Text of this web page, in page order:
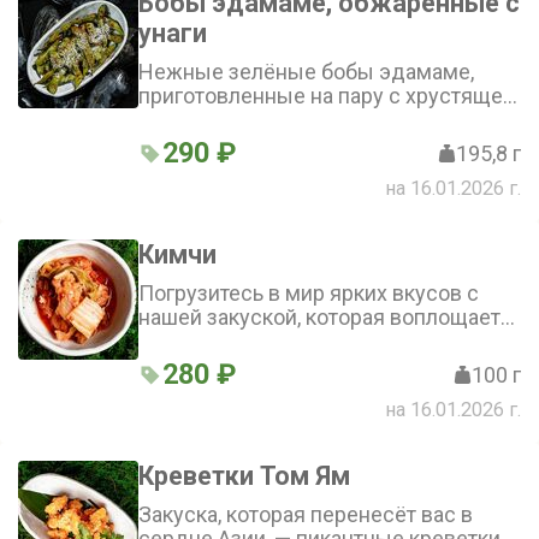
унаги
Нежные зелёные бобы эдамаме,
приготовленные на пару с хрустящей
японская закуска с благородным
вкусом
290 ₽ 195,8 г
на 16.01.2026 г.
Кимчи
Погрузитесь в мир ярких вкусов с
нашей закуской, которая воплощает
корейской кухни - идеально для тех,
кто ценит смелые гастрономические
280 ₽ 100 г
на 16.01.2026 г.
Креветки Том Ям
Закуска, которая перенесёт вас в